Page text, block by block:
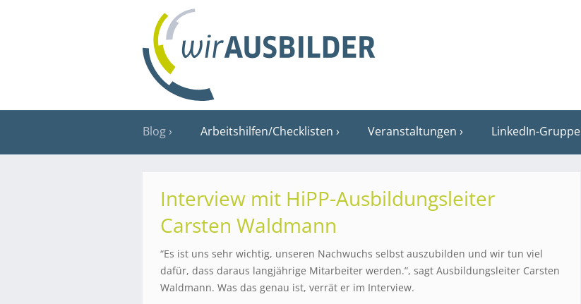
Blog Arbeitshilfen/Checklisten Veranstaltungen LinkedIn-Gruppe
Interview mit HiPP-Ausbildungsleiter
Carsten Waldmann
“Es ist uns sehr wichtig, unseren Nachwuchs selbst auszubilden und wir tun viel
dafür, dass daraus langjährige Mitarbeiter werden.”, sagt Ausbildungsleiter Carsten
Waldmann. Was das genau ist, verrät er im Interview.